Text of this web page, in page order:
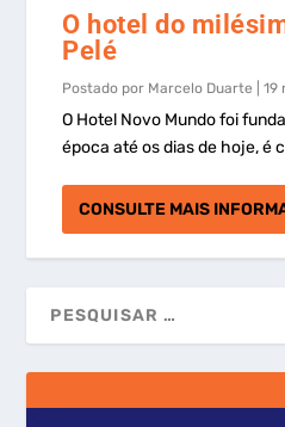
O hotel do
Pelé
Postado por Marcelo Duarte |19
O Hotel Novo Mundo foi
época até os dias de hoje, é
CONSULTE MAIS